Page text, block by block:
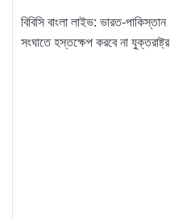
বিবিসি বাংলা লাইভ: ভারত-পাকিস্তান
সংঘাতে হস্তক্ষেপ করবে না যুক্তরাষ্ট্র